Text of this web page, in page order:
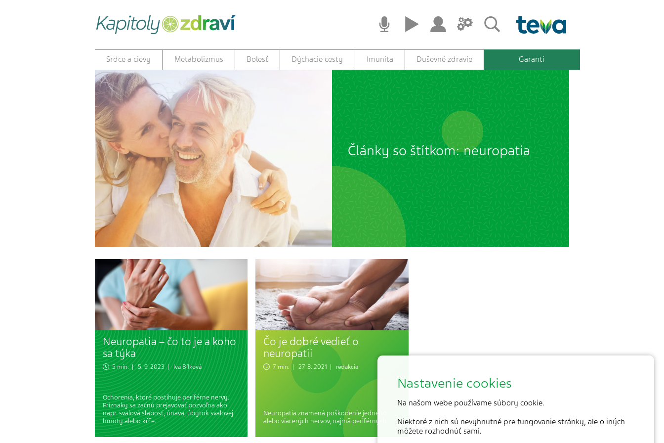
Srdce a cievy Metabolizmus Bolesť Dýchacie cesty Imunita Duševné zdravie Garanti
Články so štítkom: neuropatia
Neuropatia – čo to je a koho
sa týka
5 min. | 5. 9. 2023 |Iva Bílková
Ochorenia, ktoré postihuje periférne nervy.
Príznaky sa začnú prejavovať pozvoľna ako
napr. svalová slabosť, únava, úbytok svalovej
hmoty alebo kŕče.
Čo je dobré vedieť o
neuropatii
7 min. | 27. 8. 2021 | redakcia
Neuropatia znamená poškodenie jedného
alebo viacerých nervov, najmä periférnych.
Nastavenie cookies
Na našom webe používame súbory cookie.
Niektoré z nich sú nevyhnutné pre fungovanie stránky, ale o iných
môžete rozhodnúť sami.